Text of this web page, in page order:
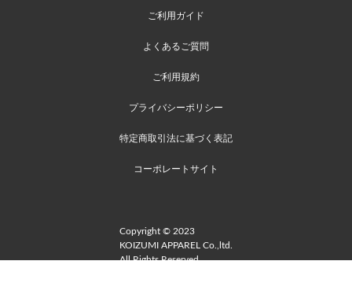
ご利用ガイド
よくあるご質問
ご利用規約
プライバシーポリシー
特定商取引法に基づく表記
コーポレートサイト
Copyright © 2023
KOIZUMI APPAREL Co.,ltd.
All Rights Reserved.